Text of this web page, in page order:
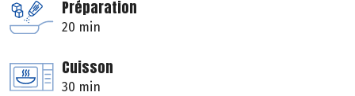
Préparation
20 min
Cuisson
30 min